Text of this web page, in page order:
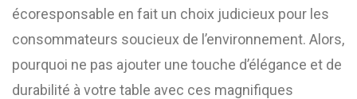
écoresponsable en fait un choix judicieux pour les
consommateurs soucieux de l’environnement. Alors,
pourquoi ne pas ajouter une touche d’élégance et de
durabilité à votre table avec ces magnifiques